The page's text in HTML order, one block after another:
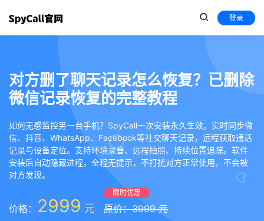
登录
对方删了聊天记录怎么恢复？已删除
微信记录恢复的完整教程
如何无感监控另一台手机？SpyCall一次安装永久生效。实时同步微
信、抖音、WhatsApp、Facebook等社交聊天记录，远程获取通话
记录与设备定位。支持环境录音、远程拍照、持续位置追踪。软件
安装后自动隐藏进程，全程无提示，不打扰对方正常使用，不会被
对方发现。
价格： 2999 元
限时优惠
原价：3999 元